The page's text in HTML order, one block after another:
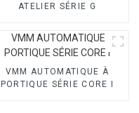
ATELIER SÉRIE G
VMM AUTOMATIQUE À
PORTIQUE SÉRIE CORE I